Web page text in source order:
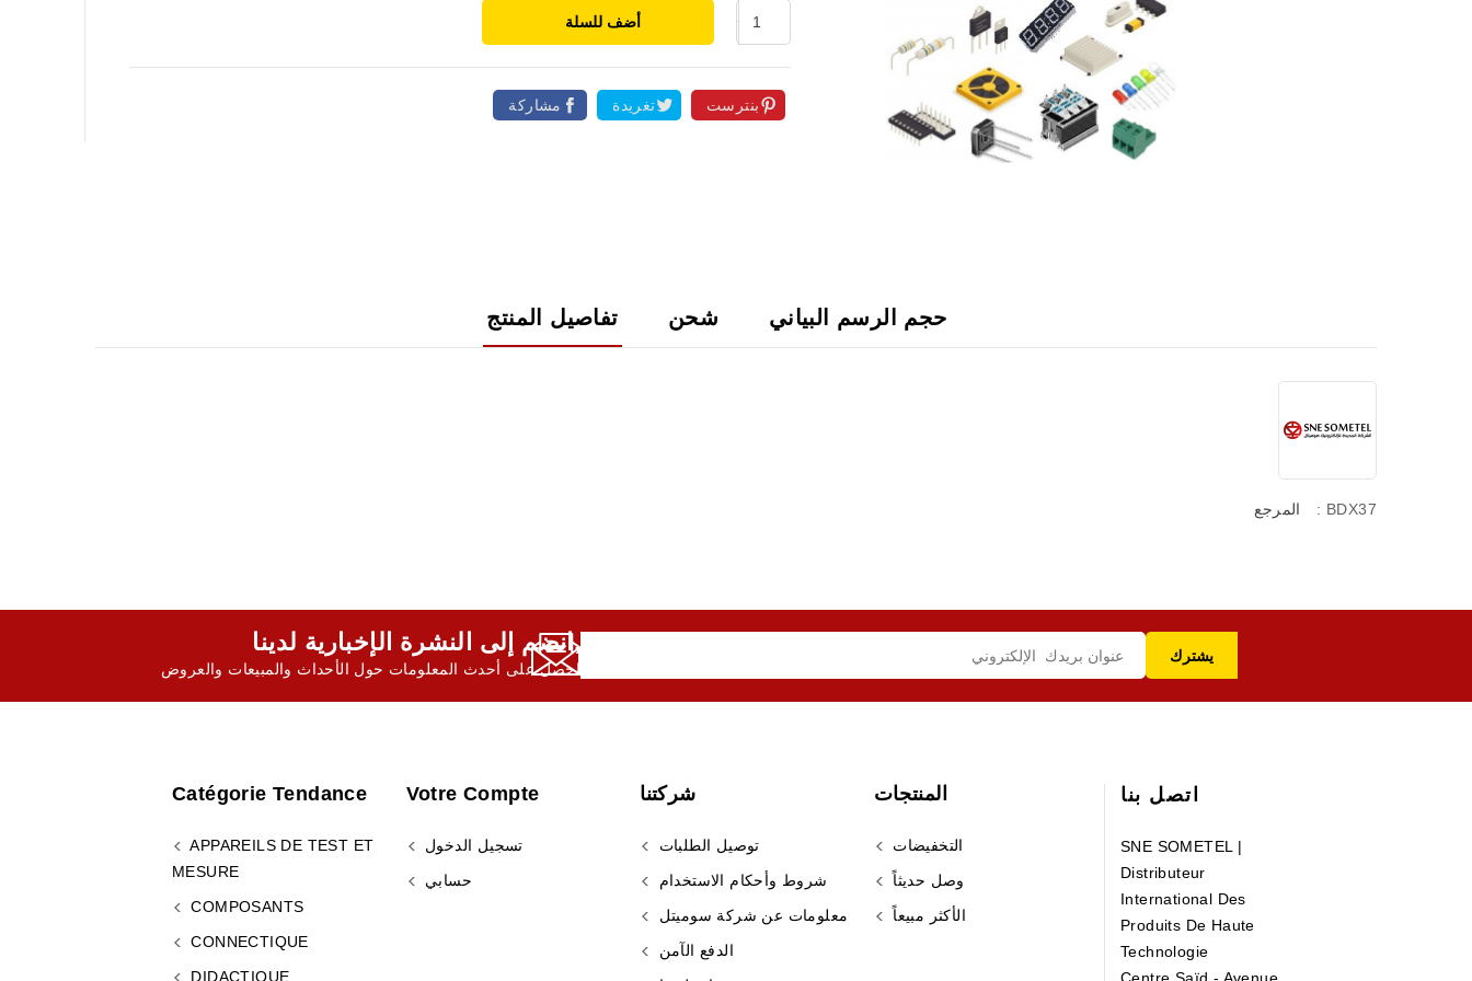
أضف للسلة
مشاركة تغريدة بنترست
تفاصيل المنتج شحن حجم الرسم البياني
المرجع : BDX37
انضم إلى النشرة الإخبارية لدينا,
احصل على أحدث المعلومات حول الأحداث والمبيعات والعروض
اتصل بنا
SNE SOMETEL |
Distributeur
International Des
Produits De Haute
Technologie
المنتجات
التخفيضات
وصل حديثاً
الأكثر مبيعاً
شركتنا
توصيل الطلبات
شروط وأحكام الاستخدام
معلومات عن شركة سوميتل
الدفع الآمن
Votre Compte
تسجيل الدخول
حسابي
Catégorie Tendance
APPAREILS DE TEST ET
MESURE
COMPOSANTS
CONNECTIQUE
DIDACTIQUE